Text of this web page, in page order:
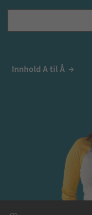
Innhold A til Å
  →